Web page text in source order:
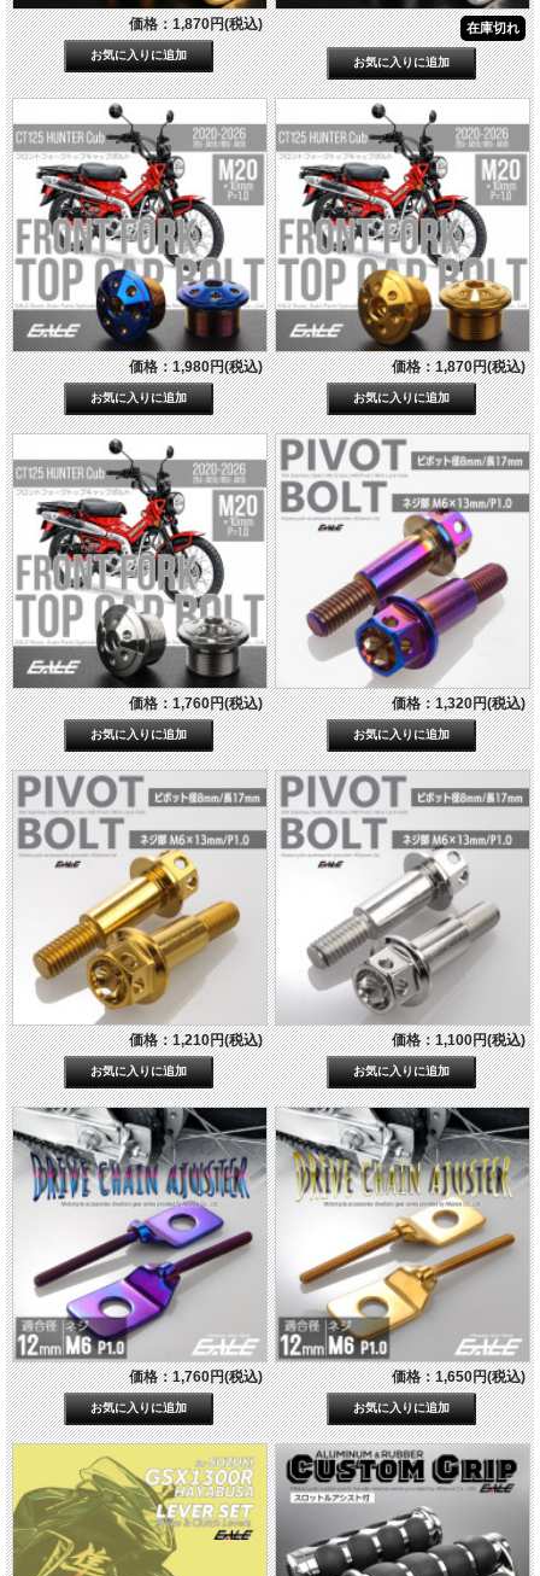
価格：1,870円(税込) 在庫切れ
価格：1,980円(税込) 価格：1,870円(税込)
価格：1,760円(税込) 価格：1,320円(税込)
価格：1,210円(税込) 価格：1,100円(税込)
価格：1,760円(税込) 価格：1,650円(税込)